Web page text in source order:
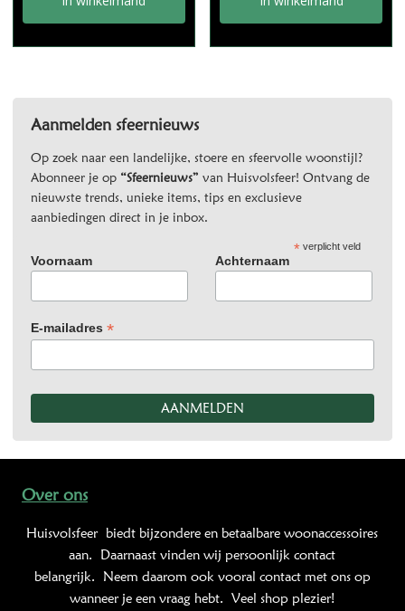
Aanmelden sfeernieuws
Op zoek naar een landelijke, stoere en sfeervolle woonstijl?
Abonneer je op “Sfeernieuws” van Huisvolsfeer! Ontvang de
nieuwste trends, unieke items, tips en exclusieve
aanbiedingen direct in je inbox.
*verplicht veld
Voornaam Achternaam
E-mailadres *
Over ons
Huisvolsfeer biedt bijzondere en betaalbare woonaccessoires
aan. Daarnaast vinden wij persoonlijk contact
belangrijk. Neem daarom ook vooral contact met ons op
wanneer je een vraag hebt. Veel shop plezier!